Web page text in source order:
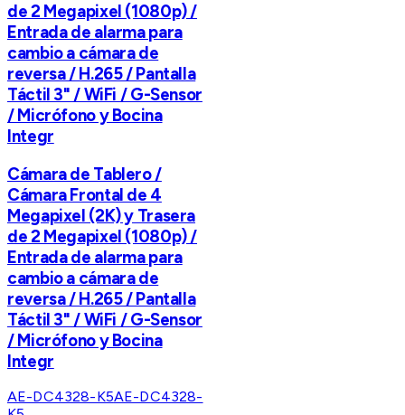
de 2 Megapixel (1080p) /
Entrada de alarma para
cambio a cámara de
reversa / H.265 / Pantalla
Táctil 3" / WiFi / G-Sensor
/ Micrófono y Bocina
Integr
Cámara de Tablero /
Cámara Frontal de 4
Megapixel (2K) y Trasera
de 2 Megapixel (1080p) /
Entrada de alarma para
cambio a cámara de
reversa / H.265 / Pantalla
Táctil 3" / WiFi / G-Sensor
/ Micrófono y Bocina
Integr
AE-DC4328-K5AE-DC4328-